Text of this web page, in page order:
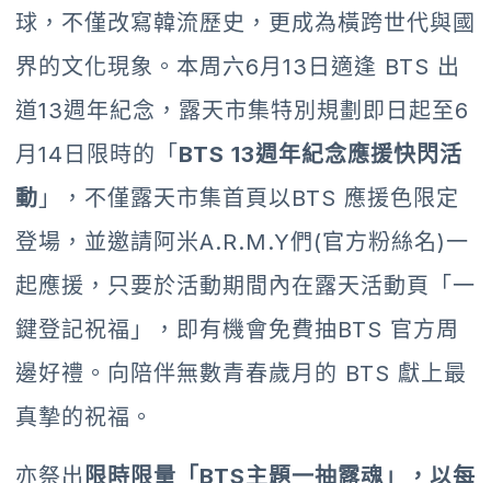
球，不僅改寫韓流歷史，更成為橫跨世代與國
界的文化現象。本周六6月13日適逢 BTS 出
道13週年紀念，露天市集特別規劃即日起至6
月14日限時的「 BTS 13週年紀念應援快閃活
動 」，不僅露天市集首頁以BTS 應援色限定
登場，並邀請阿米A.R.M.Y們(官方粉絲名)一
起應援，只要於活動期間內在露天活動頁「一
鍵登記祝福」，即有機會免費抽BTS 官方周
邊好禮。向陪伴無數青春歲月的 BTS 獻上最
真摯的祝福。
亦祭出 限時限量「 BTS主題一抽露魂」，以每